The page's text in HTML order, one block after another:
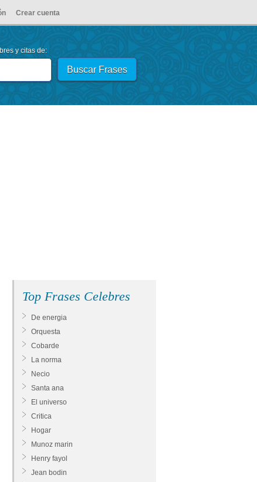
Crear cuenta
y citas de:
Top Frases Celebres
De energia
Orquesta
Cobarde
La norma
Necio
Santa ana
El universo
Critica
Hogar
Munoz marin
Henry fayol
Jean bodin